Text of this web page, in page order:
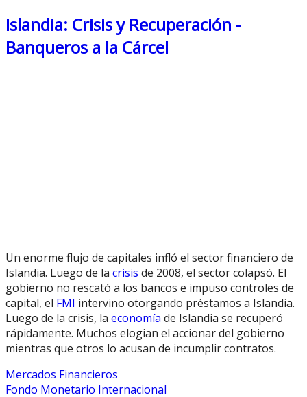
Islandia: Crisis y Recuperación -
Banqueros a la Cárcel
Un enorme flujo de capitales infló el sector financiero de
Islandia. Luego de la crisis de 2008, el sector colapsó. El
gobierno no rescató a los bancos e impuso controles de
capital, el FMI intervino otorgando préstamos a Islandia.
Luego de la crisis, la economía de Islandia se recuperó
rápidamente. Muchos elogian el accionar del gobierno
mientras que otros lo acusan de incumplir contratos.
Mercados Financieros
Fondo Monetario Internacional